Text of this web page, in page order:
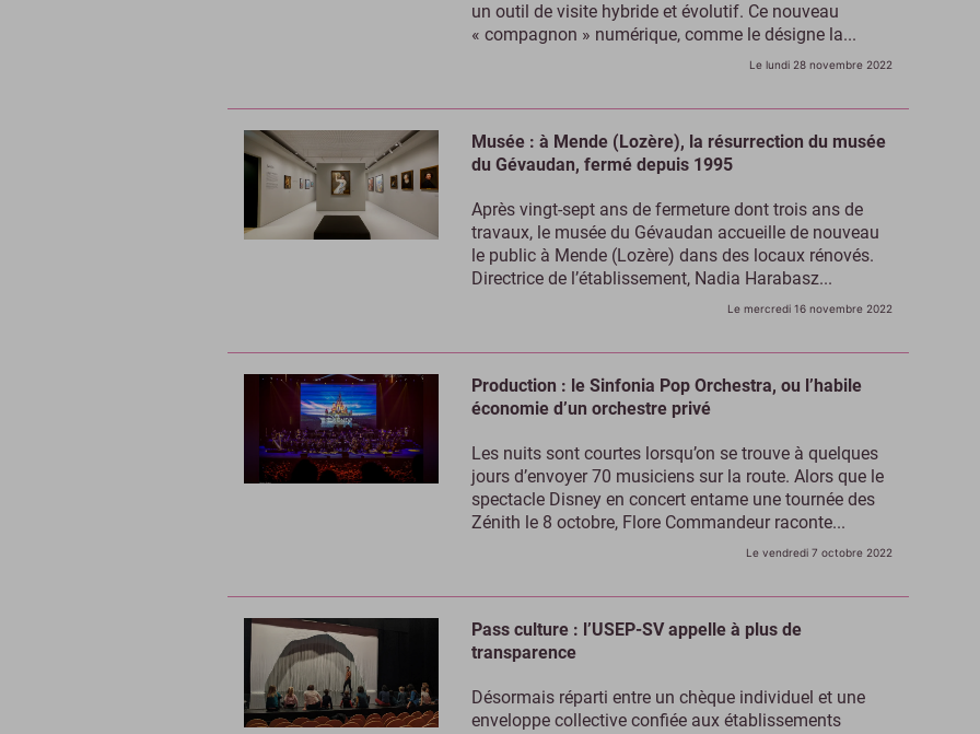
un outil de visite hybride et évolutif. Ce nouveau
« compagnon » numérique, comme le désigne la...
Le lundi 28 novembre 2022
Musée : à Mende (Lozère), la résurrection du musée
du Gévaudan, fermé depuis 1995
Après vingt-sept ans de fermeture dont trois ans de
travaux, le musée du Gévaudan accueille de nouveau
le public à Mende (Lozère) dans des locaux rénovés.
Directrice de l’établissement, Nadia Harabasz...
Le mercredi 16 novembre 2022
Production : le Sinfonia Pop Orchestra, ou l’habile
économie d’un orchestre privé
Les nuits sont courtes lorsqu’on se trouve à quelques
jours d’envoyer 70 musiciens sur la route. Alors que le
spectacle Disney en concert entame une tournée des
Zénith le 8 octobre, Flore Commandeur raconte...
Le vendredi 7 octobre 2022
Pass culture : l’USEP-SV appelle à plus de
transparence
Désormais réparti entre un chèque individuel et une
enveloppe collective confiée aux établissements